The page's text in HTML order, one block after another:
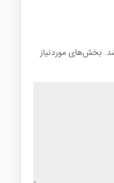
بخش‌های موردنیاز